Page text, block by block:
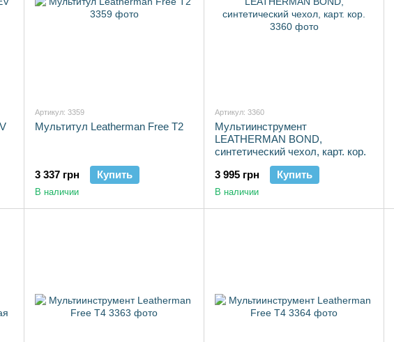
Артикул: 3359
Мультитул Leatherman Free T2
3 337 грн Купить
В наличии
Артикул: 3360
Мультиинструмент
LEATHERMAN BOND,
синтетический чехол, карт. кор.
3 995 грн
Купить
В наличии